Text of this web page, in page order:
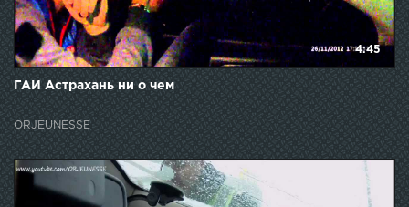
4:45
ГАИ Астрахань ни о чем
ORJEUNESSE